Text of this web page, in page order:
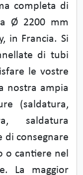
completa di
Ø 2200 mm
in Francia. Si
di tubi
le vostre
nostra ampia
(saldatura,
saldatura
di consegnare
o cantiere nel
La maggior